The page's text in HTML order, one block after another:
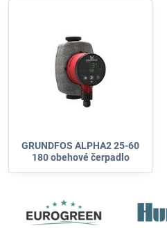
GRUNDFOS ALPHA2 25-60
180 obehové čerpadlo